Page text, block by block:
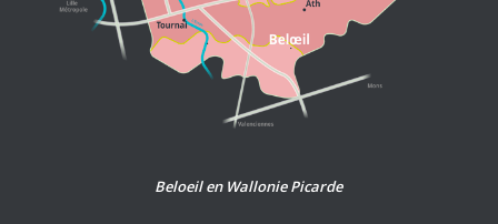
Beloeil en Wallonie Picarde